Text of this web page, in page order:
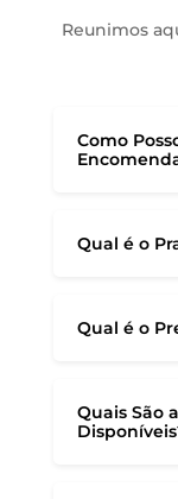
Reunimos
Como
Qual é o
Qual é o
Quais São